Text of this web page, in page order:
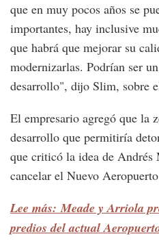
que en muy pocos años se
importantes, hay inclusive
que habrá que mejorar su
modernizarlas. Podrían ser
desarrollo", dijo Slim, sobre
El empresario agregó que la
desarrollo que permitiría
que criticó la idea de Andrés
cancelar el Nuevo
Lee más: Meade y Arriola
predios del actual